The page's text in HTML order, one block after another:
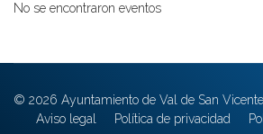
No se encontraron eventos
© 2026 Ayuntamiento de Val de San
Aviso legal
Política de privacidad